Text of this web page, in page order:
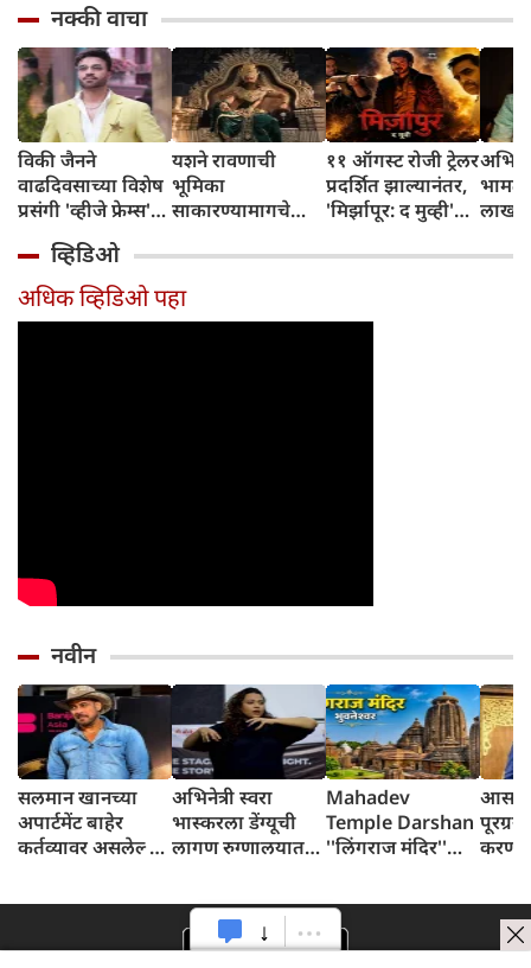
नक्की वाचा
विकी जैनने
वाढदिवसाच्या विशेष
प्रसंगी 'व्हीजे फ्रेम्स'
हाऊसची भव्य
सुरुवात केली
यशने रावणाची
भूमिका
साकारण्यामागचे
११ ऑगस्ट रोजी ट्रेलर
प्रदर्शित झाल्यानंतर,
'मिर्झापूर: द मुव्ही'
प्रमोशन करणार
व्हिडिओ
अधिक व्हिडिओ पहा
नवीन
सलमान खानच्या
अपार्टमेंट बाहेर
कर्तव्यावर असलेल्या
अभिनेत्री स्वरा
भास्करला डेंग्यूची
लागण रुग्णालयात
Mahadev
Temple Darshan
''लिंगराज मंदिर''